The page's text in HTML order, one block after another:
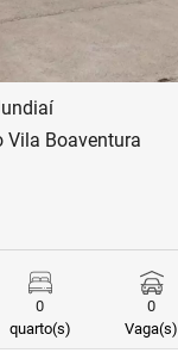
Vila Boaventura
0
quarto(s)
0
Vaga(s)